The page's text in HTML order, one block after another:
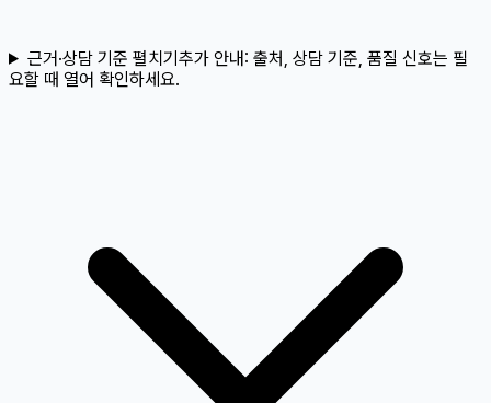
근거·상담 기준 펼치기추가 안내: 출처, 상담 기준, 품질 신호는 필
요할 때 열어 확인하세요.